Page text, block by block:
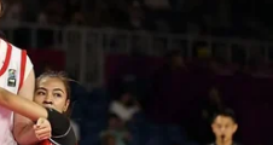
tay đặt lên bụng – nơi hai sinh
Cô chưa bao giờ nghĩ mình sẽ
đặc biệt là sợ… chính chồng
yêu đến mù quáng, đã không
Thành đạt, quyền lực, nhưng